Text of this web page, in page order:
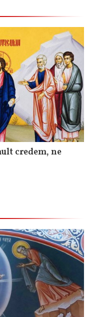
credem, ne